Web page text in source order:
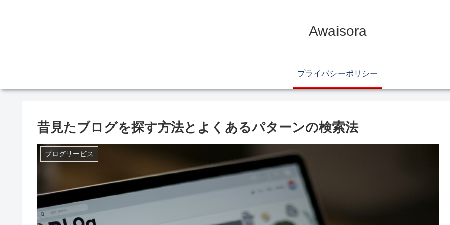
Awaisora
プライバシーポリシー
昔見たブログを探す方法とよくあるパターンの検索法
ブログサービス